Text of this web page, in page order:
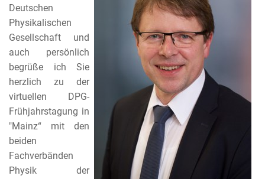
Deutschen
Physikalischen
Gesellschaft und
auch persönlich
begrüße ich Sie
herzlich zu der
virtuellen DPG-
Frühjahrstagung in
"Mainz“ mit den
beiden
Fachverbänden
Physik der